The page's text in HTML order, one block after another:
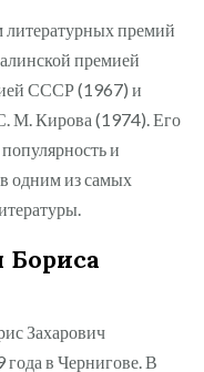
премий
премией
СССР (1967) и
М. Кирова (1974). Его
и
одним из самых
Бориса
Захарович
в Чернигове. В